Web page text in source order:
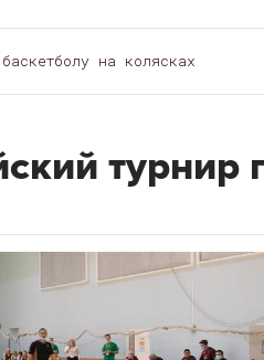
на колясках
турнир